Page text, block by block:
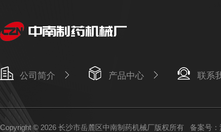
公司简介 产品中心 联系
Copyright © 2026 长沙市岳麓区中南制药机械厂版权所有 备案号